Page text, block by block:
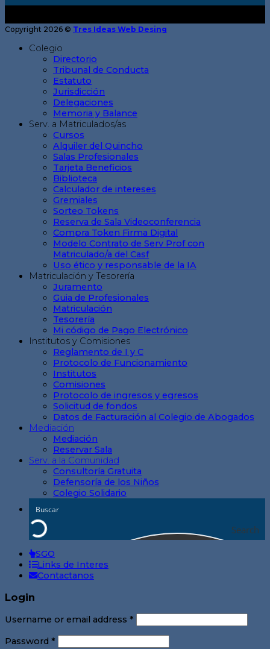
Copyright 2026 © Tres Ideas Web Desing
Colegio
Directorio
Tribunal de Conducta
Estatuto
Jurisdicción
Delegaciones
Memoria y Balance
Serv. a Matriculados/as
Cursos
Alquiler del Quincho
Salas Profesionales
Tarjeta Beneficios
Biblioteca
Calculador de intereses
Gremiales
Sorteo Tokens
Reserva de Sala Videoconferencia
Compra Token Firma Digital
Modelo Contrato de Serv Prof con
Matriculado/a del Casf
Uso ético y responsable de la IA
Matriculación y Tesorería
Juramento
Guia de Profesionales
Matriculación
Tesorería
Mi código de Pago Electrónico
Institutos y Comisiones
Reglamento de I y C
Protocolo de Funcionamiento
Institutos
Comisiones
Protocolo de ingresos y egresos
Solicitud de fondos
Datos de Facturación al Colegio de Abogados
Mediación
Mediación
Reservar Sala
Serv. a la Comunidad
Consultoría Gratuita
Defensoría de los Niños
Colegio Solidario
Search
SGO
Links de Interes
Contactanos
Login
Username or email address *
Password *